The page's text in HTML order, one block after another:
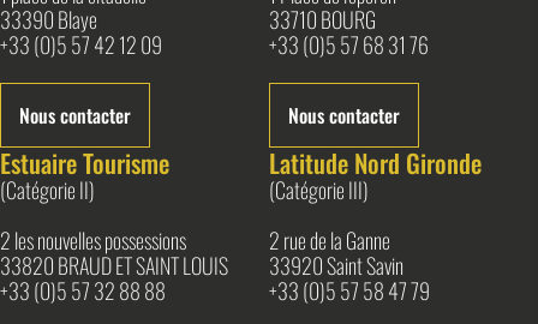
33390 Blaye
+33 (0)5 57 42 12 09
Nous contacter
33710 BOURG
+33 (0)5 57 68 31 76
Nous contacter
Estuaire Tourisme
(Catégorie II)
2 les nouvelles possessions
33820 BRAUD ET SAINT LOUIS
+33 (0)5 57 32 88 88
Latitude Nord Gironde
(Catégorie III)
2 rue de la Ganne
33920 Saint Savin
+33 (0)5 57 58 47 79